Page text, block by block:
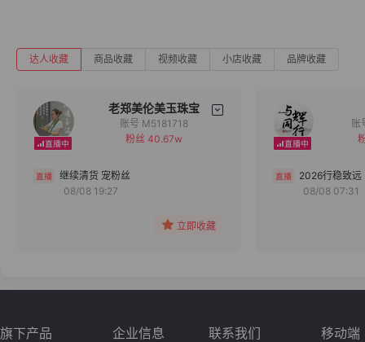
达人收藏 商品收藏 视频收藏 小店收藏 品牌收藏
老郑美伦美玉珠宝
备注
账号 M5181718
粉丝 40.67w
继续清货 宠粉丝
08/08 19:27
立即收藏
2026行稳致远
08/08 07:31
旗下产品 企业信息 联系我们 移动端